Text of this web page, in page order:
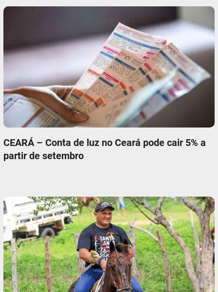
CEARÁ – Conta de luz no Ceará pode cair 5% a
partir de setembro